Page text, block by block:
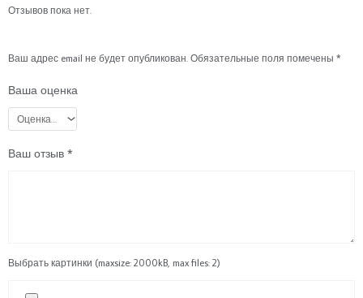
Отзывов пока нет.
Ваш адрес email не будет опубликован. Обязательные поля помечены *
Ваша оценка
Ваш отзыв *
Выбрать картинки (maxsize: 2000kB, max files: 2)